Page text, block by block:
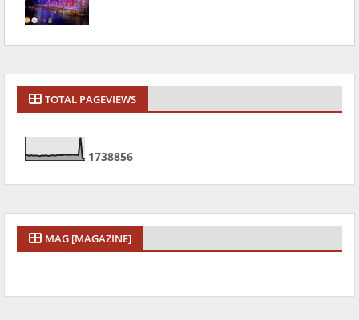
TOTAL PAGEVIEWS
1738856
MAG [MAGAZINE]